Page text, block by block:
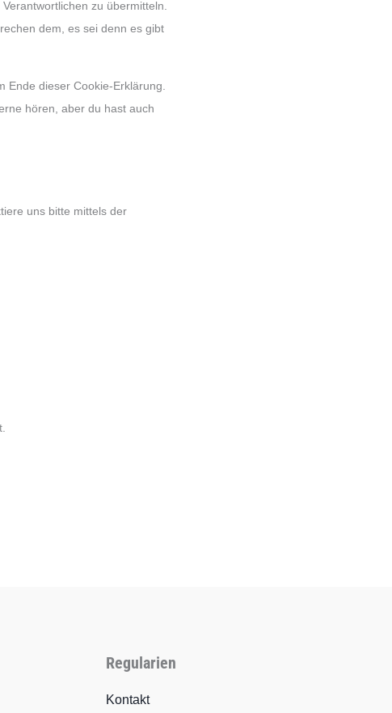
zu übermitteln.
dem, es sei denn es gibt
Ende dieser Cookie-Erklärung.
hören, aber du hast auch
uns bitte mittels der
Regularien
Kontakt